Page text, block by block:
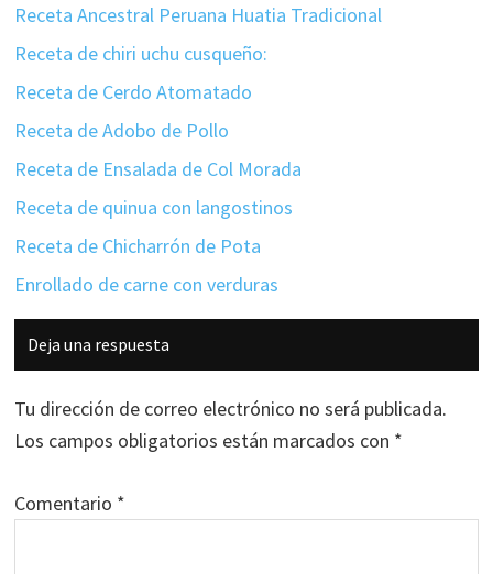
Receta Ancestral Peruana Huatia Tradicional
Receta de chiri uchu cusqueño:
Receta de Cerdo Atomatado
Receta de Adobo de Pollo
Receta de Ensalada de Col Morada
Receta de quinua con langostinos
Receta de Chicharrón de Pota
Enrollado de carne con verduras
Interacciones
con
los
lectores
Deja una respuesta
Tu dirección de correo electrónico no será publicada.
Los campos obligatorios están marcados con *
Comentario *